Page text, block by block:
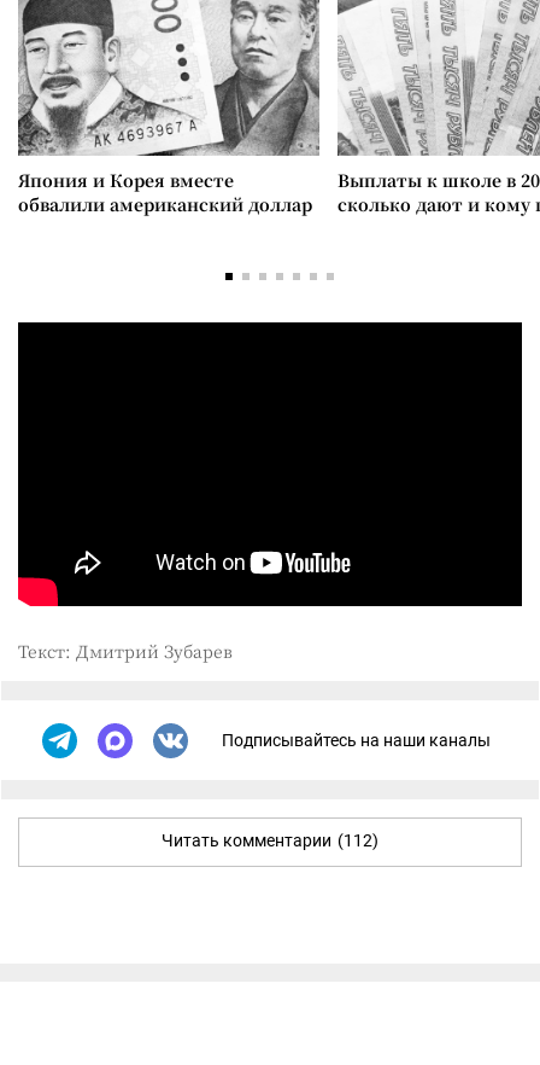
Япония и Корея вместе
обвалили американский доллар
Выплаты к школе в
сколько дают и
Текст: Дмитрий Зубарев
Подписывайтесь на наши каналы
Читать комментарии (112)